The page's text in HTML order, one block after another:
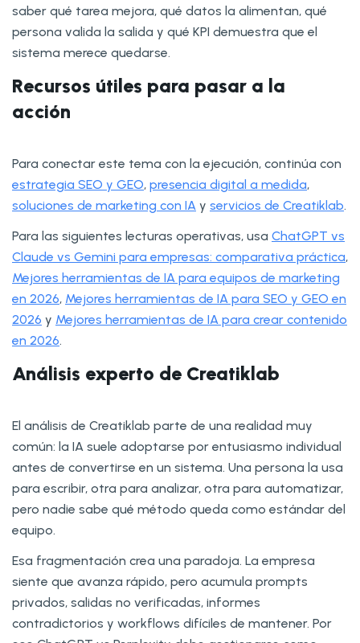
saber qué tarea mejora, qué datos la alimentan, qué
persona valida la salida y qué KPI demuestra que el
sistema merece quedarse.
Recursos útiles para pasar a la
acción
Para conectar este tema con la ejecución, continúa con
estrategia SEO y GEO, presencia digital a medida,
soluciones de marketing con IA y servicios de Creatiklab.
Para las siguientes lecturas operativas, usa ChatGPT vs
Claude vs Gemini para empresas: comparativa práctica,
Mejores herramientas de IA para equipos de marketing
en 2026, Mejores herramientas de IA para SEO y GEO en
2026 y Mejores herramientas de IA para crear contenido
en 2026.
Análisis experto de Creatiklab
El análisis de Creatiklab parte de una realidad muy
común: la IA suele adoptarse por entusiasmo individual
antes de convertirse en un sistema. Una persona la usa
para escribir, otra para analizar, otra para automatizar,
pero nadie sabe qué método queda como estándar del
equipo.
Esa fragmentación crea una paradoja. La empresa
siente que avanza rápido, pero acumula prompts
privados, salidas no verificadas, informes
contradictorios y workflows difíciles de mantener. Por